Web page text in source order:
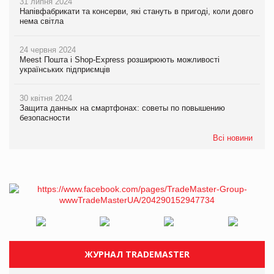
Напівфабрикати та консерви, які стануть в пригоді, коли довго
нема світла
24 червня 2024
Meest Пошта і Shop-Express розширюють можливості
українських підприємців
30 квітня 2024
Защита данных на смартфонах: советы по повышению
безопасности
Всі новини
ЖУРНАЛ TRADEMASTER